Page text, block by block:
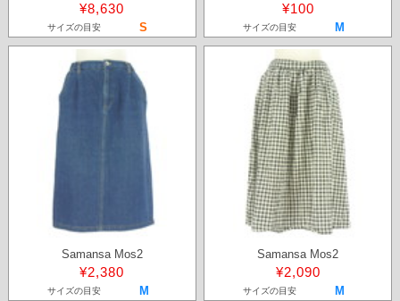
¥8,630
サイズの目安 S
¥100
サイズの目安 M
Samansa Mos2
¥2,380
サイズの目安 M
Samansa Mos2
¥2,090
サイズの目安 M